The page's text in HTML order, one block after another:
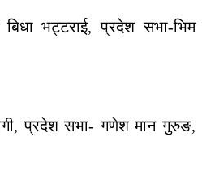
भट्टराई, प्रदेश सभा-भिम
प्रदेश सभा- गणेश मान गुरुङ,